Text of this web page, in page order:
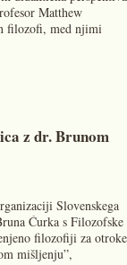
Matthew
filozofi, med njimi
z dr. Brunom
Slovenskega
Ćurka s Filozofske
filozofiji za otroke
mišljenju”,